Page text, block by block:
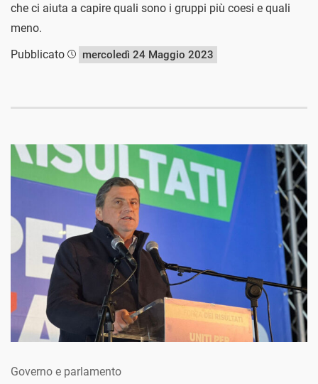
che ci aiuta a capire quali sono i gruppi più coesi e quali
meno.
Pubblicato
mercoledì 24 Maggio 2023
Governo e parlamento